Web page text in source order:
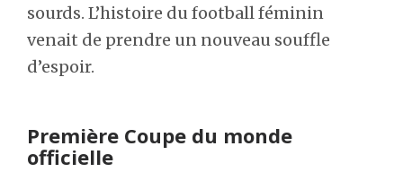
sourds. L’histoire du football féminin
venait de prendre un nouveau souffle
d’espoir.
Première Coupe du monde
officielle